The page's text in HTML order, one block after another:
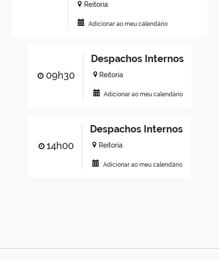
Reitoria
Adicionar ao meu calendário
09h30
Despachos Internos
Reitoria
Adicionar ao meu calendário
14h00
Despachos Internos
Reitoria
Adicionar ao meu calendário